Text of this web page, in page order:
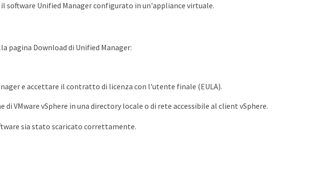
software Unified Manager configurato in un'appliance virtuale.
pagina Download di Unified Manager:
e accettare il contratto di licenza con l'utente finale (EULA).
VMware vSphere in una directory locale o di rete accessibile al client vSphere.
sia stato scaricato correttamente.